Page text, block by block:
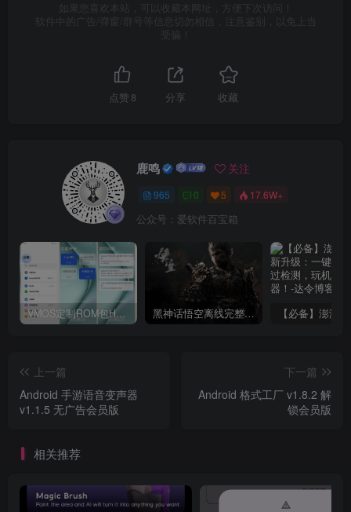
如果您喜欢本站，可以收藏本网址，方便下次访问！
软件中的广告/弹窗/群号等信息切勿相信，注意鉴别，以免上当
受骗！
点赞 8 分享 收藏
鹿鸣 关注
965 0 5 17.6W+
公众号：爱软件百宝箱
VMOS定制ROM包HnciseOS9.6.0兼容解锁 黑神话悟空离线完整版+修改器
上一篇
Android 手游语音变声器
v1.1.5 无广告会员版
下一篇
Android 格式工厂 v1.8.2 解
锁会员版
相关推荐